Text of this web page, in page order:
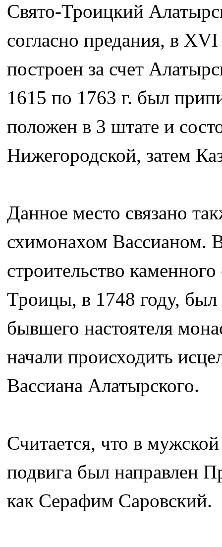
Свято-Троицкий
согласно предания, в
построен за счет
1615 по 1763 г. был
положен в 3 штате и
Нижегородской, затем
Данное место связано
схимонахом Вассианом.
строительство
Троицы, в 1748 году,
бывшего настоятеля
начали происходить
Вассиана Алатырского.
Считается, что в
подвига был направлен
как Серафим Саровский.